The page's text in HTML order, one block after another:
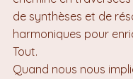
de synthèses et de
harmoniques pour
Tout.
Quand nous nous